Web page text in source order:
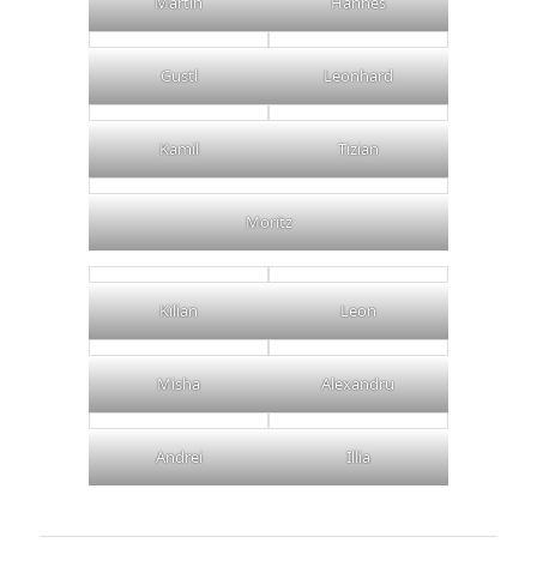
Gustl Leonhard
Kamil Tizian
Moritz
Kilian Leon
Misha Alexandru
Andrei Illia